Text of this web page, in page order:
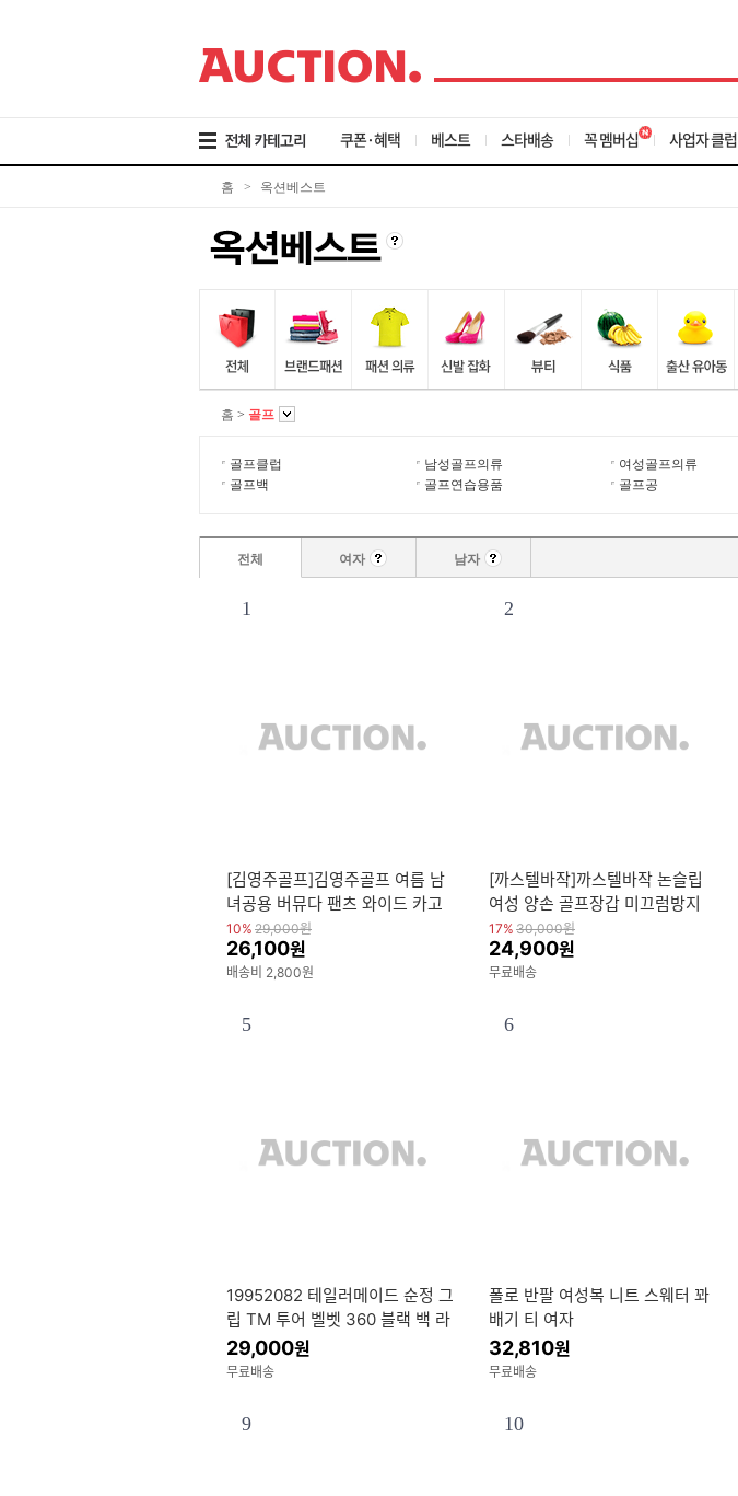
로
가
로
가
로
가
쿠폰·혜택 베스트 스타배송 꼭 멤버십 사업자 클럽
홈 > 옥션베스트
홈 > 골프
골프클럽 남성골프의류 여성골프의류
골프백
골프연습용품 골프공
전체 여자 남자
1
[김영주골프]김영주골프 여름 남
녀공용 버뮤다 팬츠 와이드 카고
밴딩 반바지 DQSXHS30
10% 29,000원
26,100원
배송비 2,800원
2
[까스텔바작]까스텔바작 논슬립
여성 양손 골프장갑 미끄럼방지
논슬립
17% 30,000원
24,900원
무료배송
5
19952082 테일러메이드 순정 그
립 TM 투어 벨벳 360 블랙 백 라
인 없음 M7342901
29,000원
무료배송
6
폴로 반팔 여성복 니트 스웨터 꽈
배기 티 여자
32,810원
무료배송
9 10